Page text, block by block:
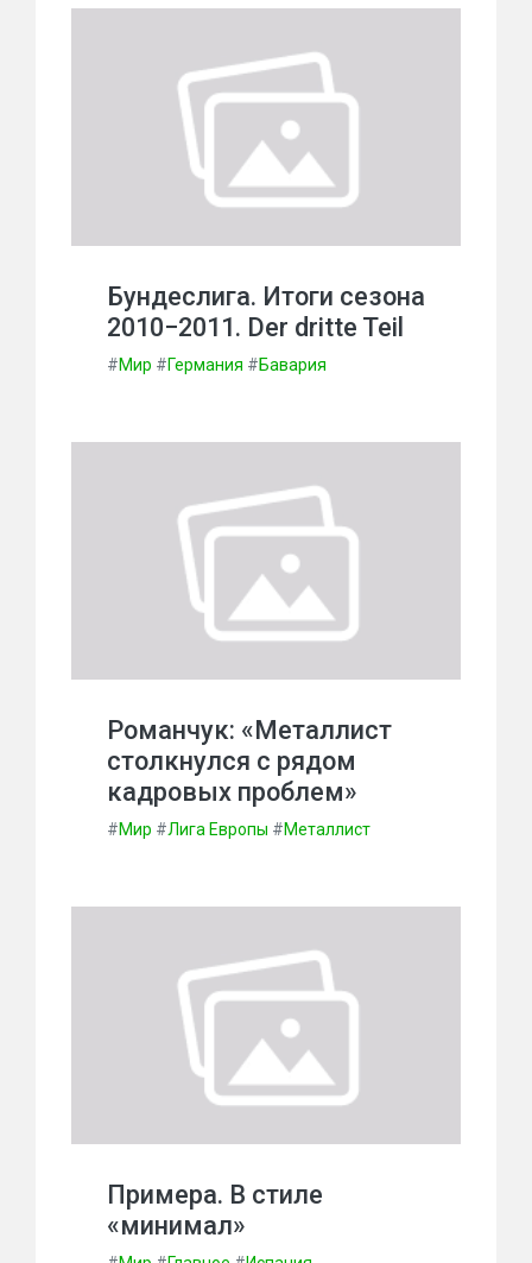
Бундеслига. Итоги сезона
2010−2011. Der dritte Teil
#Мир #Германия #Бавария
Романчук: «Металлист
столкнулся с рядом
кадровых проблем»
#Мир #Лига Европы #Металлист
Примера. В стиле
«минимал»